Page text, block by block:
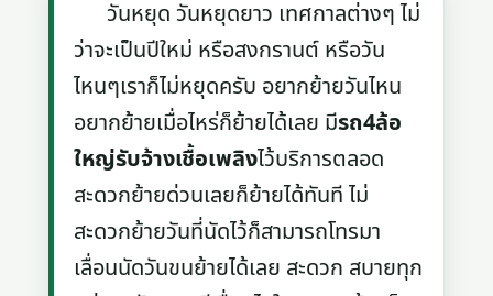
วันหยุด วันหยุดยาว เทศกาลต่างๆ ไม่
ว่าจะเป็นปีใหม่ หรือสงกรานต์ หรือวัน
ไหนๆเราก็ไม่หยุดครับ อยากย้ายวันไหน
อยากย้ายเมื่อไหร่ก็ย้ายได้เลย มีรถ4ล้อ
ใหญ่รับจ้างเชื้อเพลิงไว้บริการตลอด
สะดวกย้ายด่วนเลยก็ย้ายได้ทันที ไม่
สะดวกย้ายวันที่นัดไว้ก็สามารถโทรมา
เลื่อนนัดวันขนย้ายได้เลย สะดวก สบายทุก